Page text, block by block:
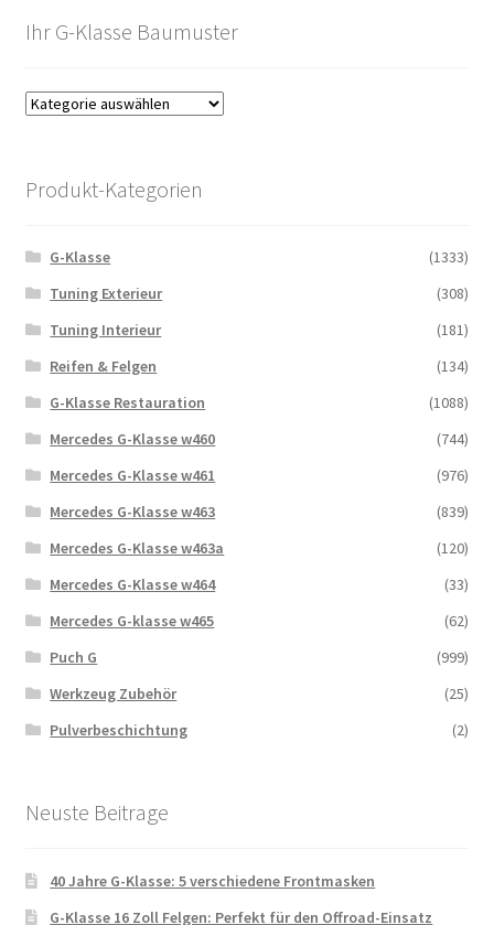
Ihr G-Klasse Baumuster
Produkt-Kategorien
G-Klasse
(1333)
Tuning Exterieur
(308)
Tuning Interieur
(181)
Reifen & Felgen
(134)
G-Klasse Restauration
(1088)
Mercedes G-Klasse w460
(744)
Mercedes G-Klasse w461
(976)
Mercedes G-Klasse w463
(839)
Mercedes G-Klasse w463a
(120)
Mercedes G-Klasse w464
(33)
Mercedes G-klasse w465
(62)
Puch G
(999)
Werkzeug Zubehör
(25)
Pulverbeschichtung
(2)
Neuste Beitrage
40 Jahre G-Klasse: 5 verschiedene Frontmasken
G-Klasse 16 Zoll Felgen: Perfekt für den Offroad-Einsatz